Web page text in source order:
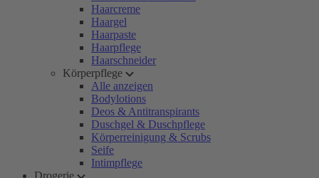
Haarcreme
Haargel
Haarpaste
Haarpflege
Haarschneider
Körperpflege
Alle anzeigen
Bodylotions
Deos & Antitranspirants
Duschgel & Duschpflege
Körperreinigung & Scrubs
Seife
Intimpflege
Drogerie